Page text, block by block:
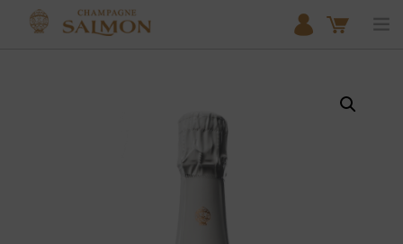
BOUTIQUE
LE DOMAINE
ACTUALITÉS